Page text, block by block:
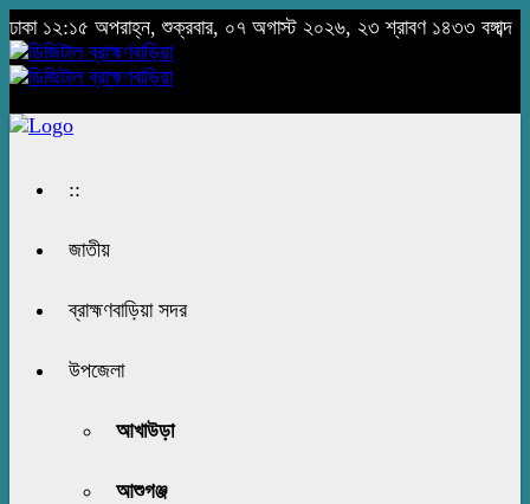
ঢাকা ১২:১৫ অপরাহ্ন, শুক্রবার, ০৭ অগাস্ট ২০২৬, ২৩ শ্রাবণ ১৪৩৩ বঙ্গাব্দ
::
জাতীয়
ব্রাহ্মণবাড়িয়া সদর
উপজেলা
আখাউড়া
আশুগঞ্জ